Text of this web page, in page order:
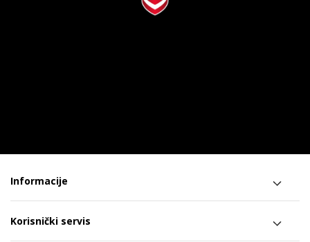
Informacije
Korisnički servis